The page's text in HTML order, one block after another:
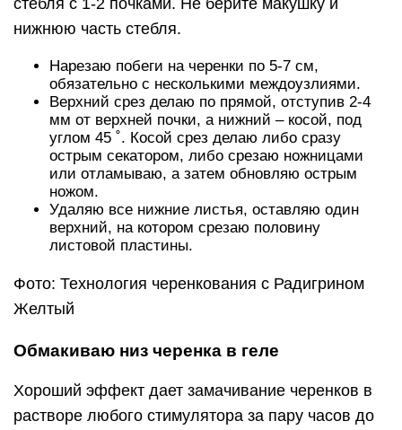
нижнюю часть стебля.
Нарезаю побеги на черенки по 5-7 см,
обязательно с несколькими междоузлиями.
Верхний срез делаю по прямой, отступив 2-4
мм от верхней почки, а нижний – косой, под
углом 45 ˚. Косой срез делаю либо сразу
острым секатором, либо срезаю ножницами
или отламываю, а затем обновляю острым
ножом.
Удаляю все нижние листья, оставляю один
верхний, на котором срезаю половину
листовой пластины.
Фото: Технология черенкования с Радигрином
Желтый
Обмакиваю низ черенка в геле
Хороший эффект дает замачивание черенков в
растворе любого стимулятора за пару часов до